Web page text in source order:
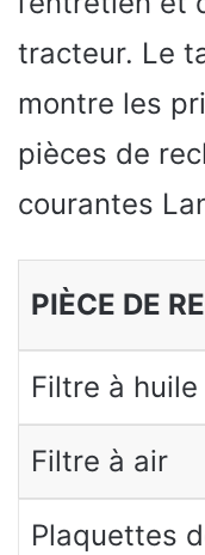
tracteur. Le
montre les
pièces de
courantes
PIÈCE DE
Filtre à huile
Filtre à air
Plaquettes